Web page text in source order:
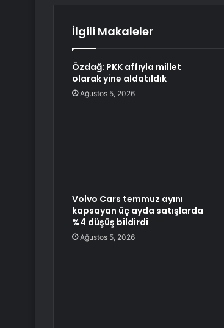
İlgili Makaleler
Özdağ: PKK affıyla millet
olarak yine aldatıldık
Ağustos 5, 2026
Volvo Cars temmuz ayını
kapsayan üç ayda satışlarda
%4 düşüş bildirdi
Ağustos 5, 2026